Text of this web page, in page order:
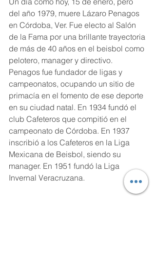
del año 1979, muere Lázaro Penagos
en Córdoba, Ver. Fue electo al Salón
de la Fama por una brillante trayectoria
de más de 40 años en el beisbol como
pelotero, manager y directivo.
Penagos fue fundador de ligas y
campeonatos, ocupando un sitio de
primacía en el fomento de ese deporte
en su ciudad natal. En 1934 fundó el
club Cafeteros que compitió en el
campeonato de Córdoba. En 1937
inscribió a los Cafeteros en la Liga
Mexicana de Beisbol, siendo su
manager. En 1951 fundó la Liga
Invernal Veracruzana.